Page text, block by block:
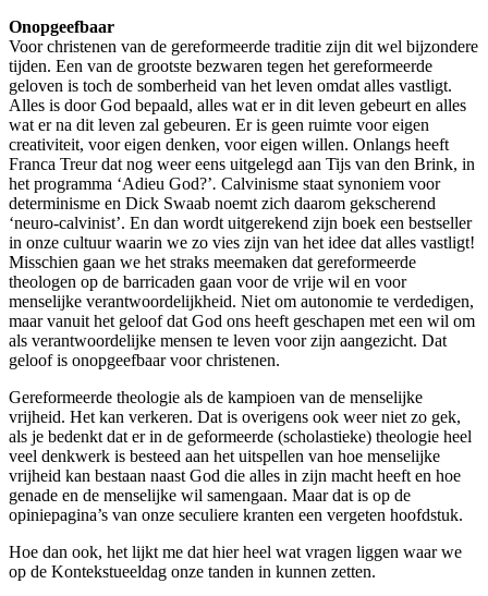
Onopgeefbaar
Voor christenen van de gereformeerde traditie zijn dit wel bijzondere
tijden. Een van de grootste bezwaren tegen het gereformeerde
geloven is toch de somberheid van het leven omdat alles vastligt.
Alles is door God bepaald, alles wat er in dit leven gebeurt en alles
wat er na dit leven zal gebeuren. Er is geen ruimte voor eigen
creativiteit, voor eigen denken, voor eigen willen. Onlangs heeft
Franca Treur dat nog weer eens uitgelegd aan Tijs van den Brink, in
het programma ‘Adieu God?’. Calvinisme staat synoniem voor
determinisme en Dick Swaab noemt zich daarom gekscherend
‘neuro-calvinist’. En dan wordt uitgerekend zijn boek een bestseller
in onze cultuur waarin we zo vies zijn van het idee dat alles vastligt!
Misschien gaan we het straks meemaken dat gereformeerde
theologen op de barricaden gaan voor de vrije wil en voor
menselijke verantwoordelijkheid. Niet om autonomie te verdedigen,
maar vanuit het geloof dat God ons heeft geschapen met een wil om
als verantwoordelijke mensen te leven voor zijn aangezicht. Dat
geloof is onopgeefbaar voor christenen.
Gereformeerde theologie als de kampioen van de menselijke
vrijheid. Het kan verkeren. Dat is overigens ook weer niet zo gek,
als je bedenkt dat er in de geformeerde (scholastieke) theologie heel
veel denkwerk is besteed aan het uitspellen van hoe menselijke
vrijheid kan bestaan naast God die alles in zijn macht heeft en hoe
genade en de menselijke wil samengaan. Maar dat is op de
opiniepagina’s van onze seculiere kranten een vergeten hoofdstuk.
Hoe dan ook, het lijkt me dat hier heel wat vragen liggen waar we
op de Kontekstueeldag onze tanden in kunnen zetten.